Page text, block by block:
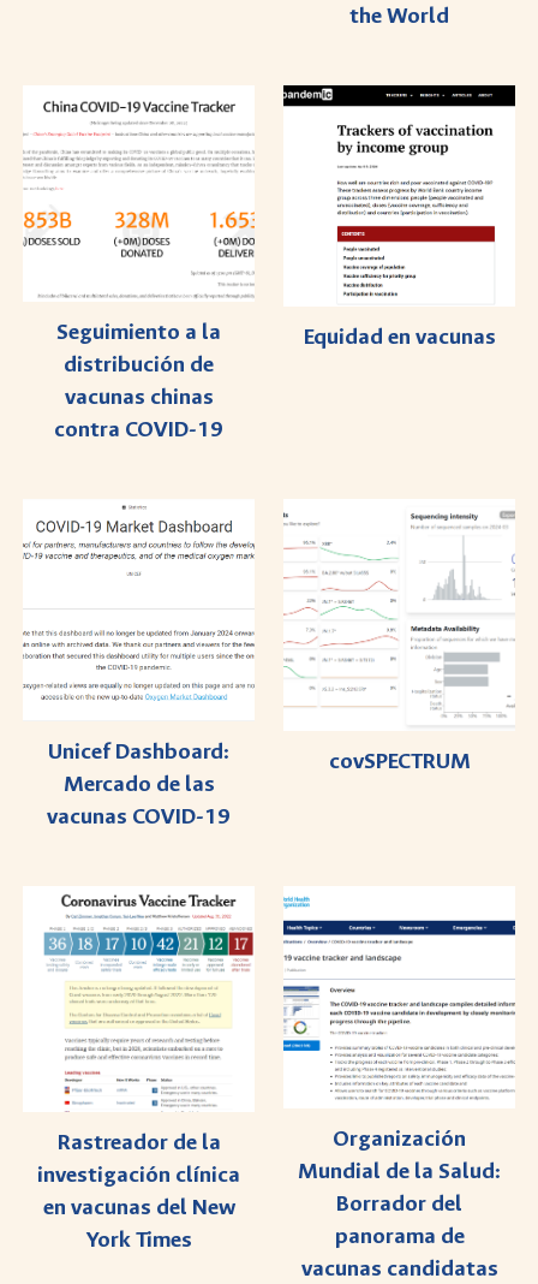
the World
Seguimiento a la
distribución de
vacunas chinas
contra COVID-19
Equidad en vacunas
Unicef Dashboard:
Mercado de las
vacunas COVID-19
covSPECTRUM
Rastreador de la
investigación clínica
en vacunas del New
York Times
Organización
Mundial de la Salud:
Borrador del
panorama de
vacunas candidatas